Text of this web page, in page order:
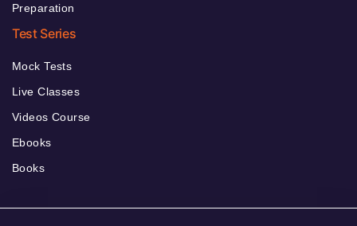
Preparation
Test Series
Mock Tests
Live Classes
Videos Course
Ebooks
Books